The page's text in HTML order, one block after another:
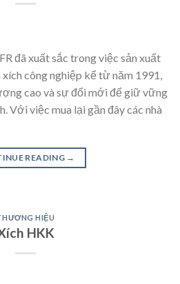
đã xuất sắc trong việc sản xuất
công nghiệp kể từ năm 1991,
cao và sự đổi mới để giữ vững
Với việc mua lại gần đây các nhà
READING →
HIỆU
HKK